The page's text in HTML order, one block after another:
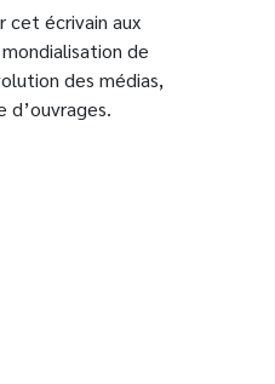
cet écrivain aux
de
des médias,